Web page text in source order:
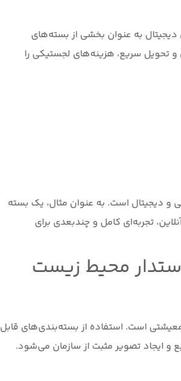
دیجیتال به عنوان بخشی از بسته‌های
تحویل سریع، هزینه‌های لجستیکی را
و دیجیتال است. به عنوان مثال، یک بسته
تجربه‌ای کامل و چندبعدی برای
محیط زیست
است. استفاده از بسته‌بندی‌های قابل
و ایجاد تصویر مثبت از سازمان می‌شود.